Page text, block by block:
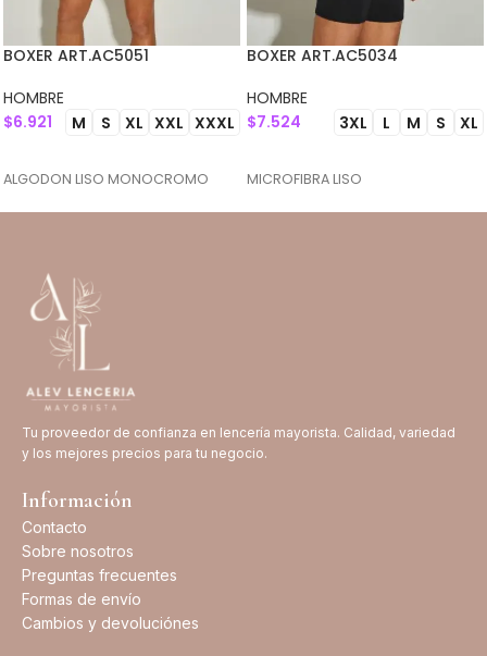
BOXER ART.AC5051
HOMBRE
$6.921 M S XL XXL XXXL
ALGODON LISO MONOCROMO
BOXER ART.AC5034
HOMBRE
$7.524 3XL L M S XL
MICROFIBRA LISO
Tu proveedor de confianza en lencería mayorista. Calidad, variedad
y los mejores precios para tu negocio.
Información
Contacto
Sobre nosotros
Preguntas frecuentes
Formas de envío
Cambios y devoluciónes